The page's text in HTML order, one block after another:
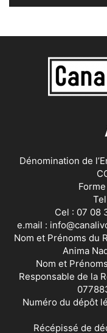
Dénomination de
Cel : 07 08
e.mail :
Nom et Prénoms du
Anima
Nom et
Responsable de la
Numéro du dépôt
Récépissé de